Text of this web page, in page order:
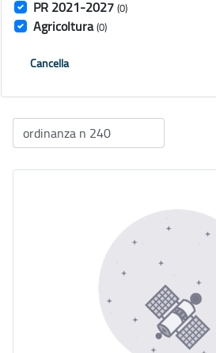
PR 2021-2027 (0)
Agricoltura (0)
Cancella